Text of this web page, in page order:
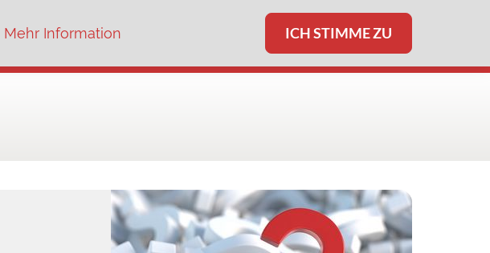
Mehr Information ICH STIMME ZU